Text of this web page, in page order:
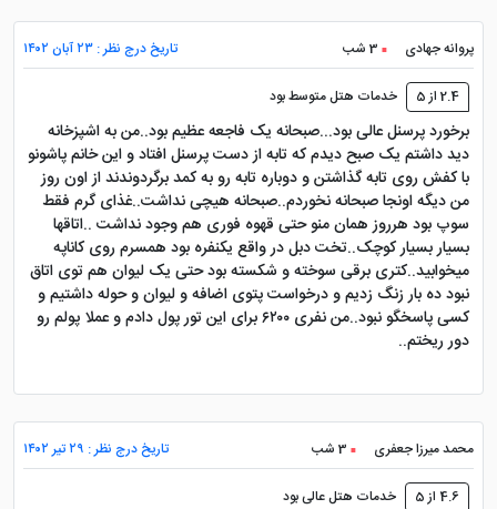
پروانه جهادی 3 شب تاریخ درج نظر : ۲۳ آبان ۱۴۰۲
2.4 از 5 خدمات هتل متوسط بود
برخورد پرسنل عالی بود...صبحانه یک فاجعه عظیم بود..من به اشپزخانه
دید داشتم یک صبح دیدم که تابه از دست پرسنل افتاد و این خانم پاشونو
با کفش روی تابه گذاشتن و دوباره تابه رو به کمد برگردوندند از اون روز
من دیگه اونجا صبحانه نخوردم..صبحانه هیچی نداشت..غذای گرم فقط
سوپ بود هرروز همان منو حتی قهوه فوری هم وجود نداشت ..اتاقها
بسیار بسیار کوچک..تخت دبل در واقع یکنفره بود همسرم روی کاناپه
میخوابید..کتری برقی سوخته و شکسته بود حتی یک لیوان هم توی اتاق
نبود ده بار زنگ زدیم و درخواست پتوی اضافه و لیوان و حوله داشتیم و
کسی پاسخگو نبود..من نفری ۶۲۰۰ برای این تور پول دادم و عملا پولم رو
دور ریختم..
محمد میرزا جعفری 3 شب تاریخ درج نظر : ۲۹ تیر ۱۴۰۲
4.6 از 5 خدمات هتل عالی بود